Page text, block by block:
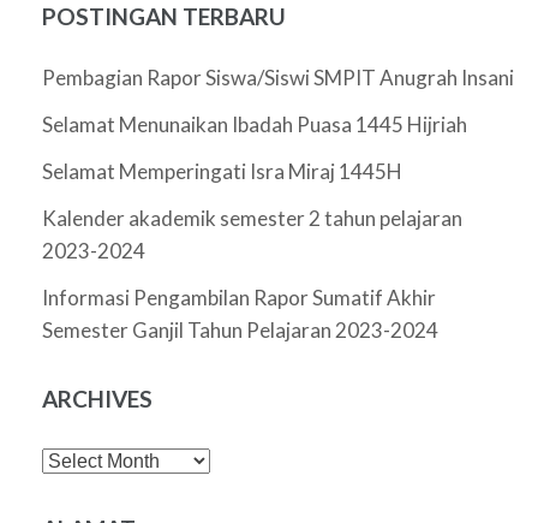
POSTINGAN TERBARU
Pembagian Rapor Siswa/Siswi SMPIT Anugrah Insani
Selamat Menunaikan Ibadah Puasa 1445 Hijriah
Selamat Memperingati Isra Miraj 1445H
Kalender akademik semester 2 tahun pelajaran
2023-2024
Informasi Pengambilan Rapor Sumatif Akhir
Semester Ganjil Tahun Pelajaran 2023-2024
ARCHIVES
Archives